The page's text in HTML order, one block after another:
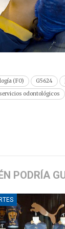
(FO) G5624
servicios odontológicos
PODRÍA